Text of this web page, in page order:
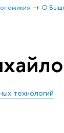
О
технологий